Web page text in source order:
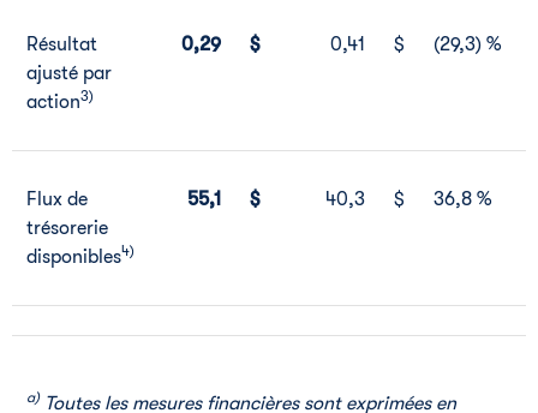
Résultat
ajusté par
action3)
0,29 $ 0,41 $ (29,3) %
Flux de
trésorerie
disponibles4)
55,1 $ 40,3 $ 36,8 %
a)Toutes les mesures financières sont exprimées en